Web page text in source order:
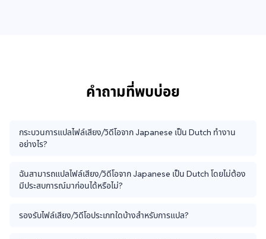
คำถามที่พบบ่อย
กระบวนการแปลไฟล์เสียง/วิดีโอจาก Japanese เป็น Dutch ทำงาน
อย่างไร?
ฉันสามารถแปลไฟล์เสียง/วิดีโอจาก Japanese เป็น Dutch โดยไม่ต้อง
มีประสบการณ์มาก่อนได้หรือไม่?
รองรับไฟล์เสียง/วิดีโอประเภทใดบ้างสำหรับการแปล?